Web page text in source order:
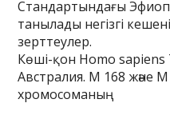
Стандартындағы
танылады негізгі
зерттеулер.
Көші-қон Homo
Австралия. M 168 және
хромосоманың